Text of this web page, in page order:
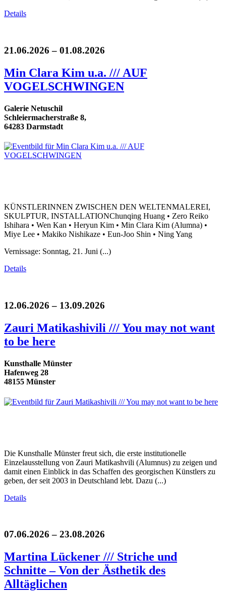
Details
21.06.2026 – 01.08.2026
Min Clara Kim u.a. /// AUF
VOGELSCHWINGEN
Galerie Netuschil
Schleiermacherstraße 8,
64283 Darmstadt
KÜNSTLERINNEN ZWISCHEN DEN WELTENMALEREI,
SKULPTUR, INSTALLATIONChunqing Huang • Zero Reiko
Ishihara • Wen Kan • Heryun Kim • Min Clara Kim (Alumna) •
Miye Lee • Makiko Nishikaze • Eun-Joo Shin • Ning Yang
Vernissage: Sonntag, 21. Juni (...)
Details
12.06.2026 – 13.09.2026
Zauri Matikashivili /// You may not want
to be here
Kunsthalle Münster
Hafenweg 28
48155 Münster
Die Kunsthalle Münster freut sich, die erste institutionelle
Einzelausstellung von Zauri Matikashvili (Alumnus) zu zeigen und
damit einen Einblick in das Schaffen des georgischen Künstlers zu
geben, der seit 2003 in Deutschland lebt. Dazu (...)
Details
07.06.2026 – 23.08.2026
Martina Lückener /// Striche und
Schnitte – Von der Ästhetik des
Alltäglichen